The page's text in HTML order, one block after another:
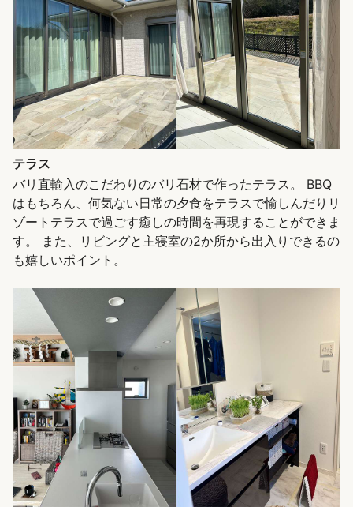
テラス
バリ直輸入のこだわりのバリ石材で作ったテラス。 BBQ
はもちろん、何気ない日常の夕食をテラスで愉しんだりリ
ゾートテラスで過ごす癒しの時間を再現することができま
す。 また、リビングと主寝室の2か所から出入りできるの
も嬉しいポイント。